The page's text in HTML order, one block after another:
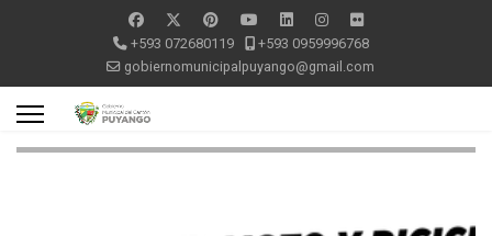
+593 072680119
+593 0959996768
gobiernomunicipalpuyango@gmail.com